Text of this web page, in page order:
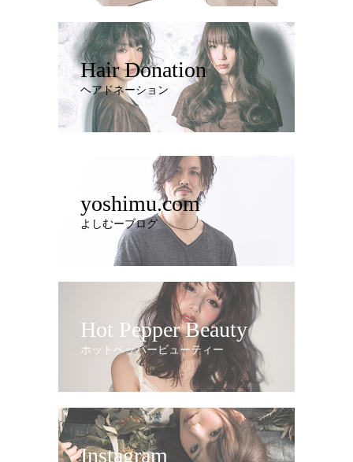
Hair Donation
ヘアドネーション
yoshimu.com
よしむーブログ
Hot Pepper Beauty
ホットペッパービューティー
Instagram